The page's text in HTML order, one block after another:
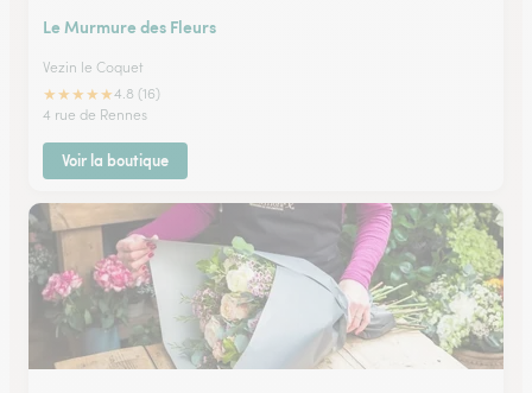
Le Murmure des Fleurs
Vezin le Coquet
★★★★★4.8 (16)
4 rue de Rennes
Voir la boutique